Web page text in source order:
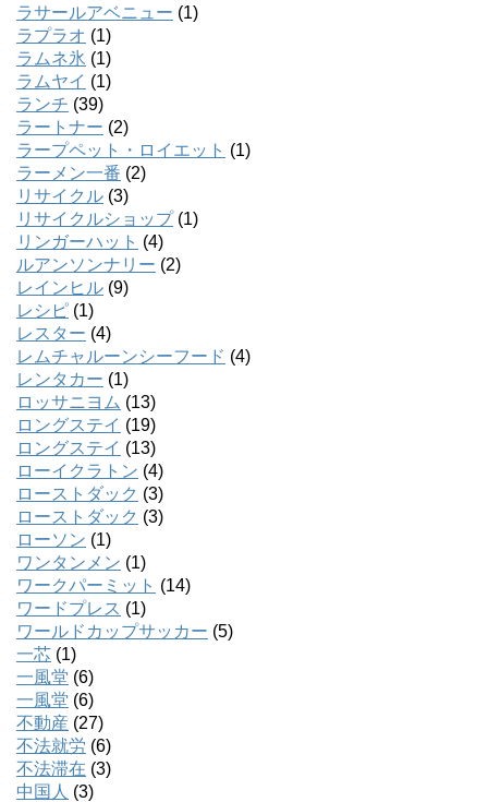
ラサールアベニュー (1)
ラプラオ (1)
ラムネ氷 (1)
ラムヤイ (1)
ランチ (39)
ラートナー (2)
ラープペット・ロイエット (1)
ラーメン一番 (2)
リサイクル (3)
リサイクルショップ(1)
リンガーハット (4)
ルアンソンナリー (2)
レインヒル (9)
レシピ (1)
レスター (4)
レムチャルーンシーフード (4)
レンタカー (1)
ロッサニヨム (13)
ロングステイ (19)
ロングステイ (13)
ローイクラトン (4)
ローストダック (3)
ローストダック (3)
ローソン (1)
ワンタンメン (1)
ワークパーミット (14)
ワードプレス (1)
ワールドカップサッカー (5)
一芯 (1)
一風堂 (6)
一風堂 (6)
不動産 (27)
不法就労 (6)
不法滞在 (3)
中国人 (3)